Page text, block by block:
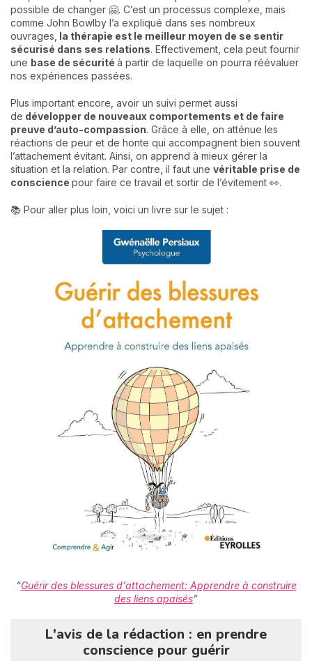
possible de changer 🤗. C’est un processus complexe, mais
comme John Bowlby l’a expliqué dans ses nombreux
ouvrages, la thérapie est le meilleur moyen de se sentir
sécurisé dans ses relations. Effectivement, cela peut fournir
une base de sécurité à partir de laquelle on pourra réévaluer
nos expériences passées.
Plus important encore, avoir un suivi permet aussi
de développer de nouveaux comportements et de faire
preuve d’auto-compassion. Grâce à elle, on atténue les
réactions de peur et de honte qui accompagnent bien souvent
l’attachement évitant. Ainsi, on apprend à mieux gérer la
situation et la relation. Par contre, il faut une véritable prise de
conscience pour faire ce travail et sortir de l’évitement 👀.
📚 Pour aller plus loin, voici un livre sur le sujet :
“Guérir des blessures d'attachement: Apprendre à construire
des liens apaisés”
L'avis de la rédaction : en prendre
conscience pour guérir